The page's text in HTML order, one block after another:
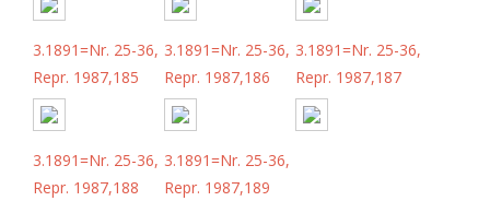
3.1891=Nr. 25-36,
Repr. 1987,185
3.1891=Nr. 25-36,
Repr. 1987,186
3.1891=Nr. 25-36,
Repr. 1987,187
3.1891=Nr. 25-36,
Repr. 1987,188
3.1891=Nr. 25-36,
Repr. 1987,189